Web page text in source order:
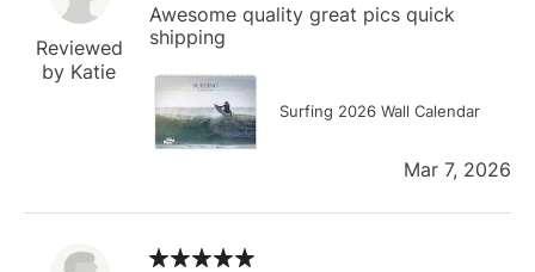
Reviewed
by Katie
Awesome quality great pics quick
shipping
Surfing 2026 Wall Calendar
Mar 7, 2026